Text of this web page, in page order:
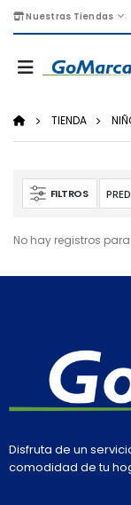
Nuestras Tiendas
TIENDA
FILTROS
No hay registros
Disfruta de un
comodidad de tu